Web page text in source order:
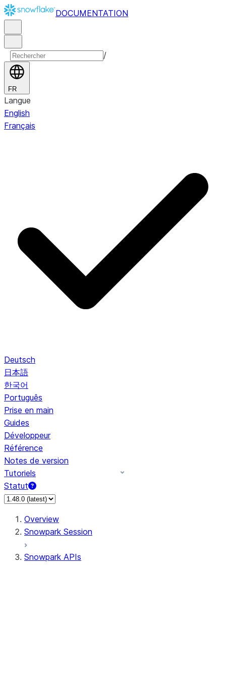
DOCUMENTATION
/
FR
Langue
English
Français
Deutsch
日本語
한국어
Português
Prise en main
Guides
Développeur
Référence
Notes de version
Tutoriels
Statut
Overview
Snowpark Session
Snowpark APIs